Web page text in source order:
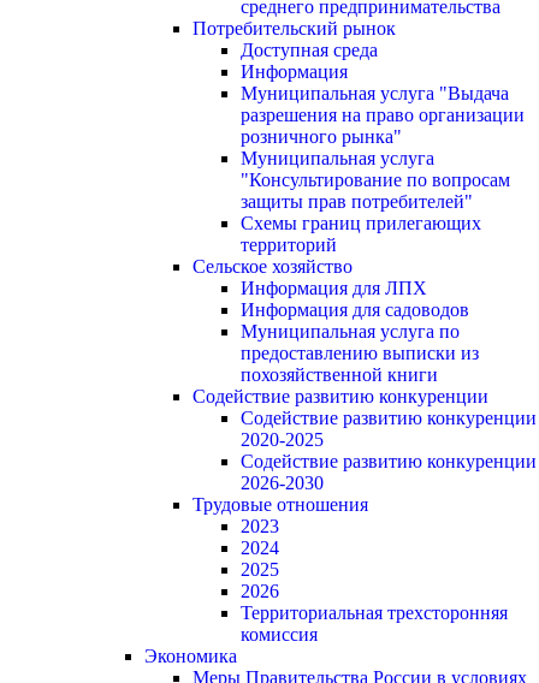
среднего предпринимательства
Потребительский рынок
Доступная среда
Информация
Муниципальная услуга "Выдача
разрешения на право организации
розничного рынка"
Муниципальная услуга
"Консультирование по вопросам
защиты прав потребителей"
Схемы границ прилегающих
территорий
Сельское хозяйство
Информация для ЛПХ
Информация для садоводов
Муниципальная услуга по
предоставлению выписки из
похозяйственной книги
Содействие развитию конкуренции
Содействие развитию конкуренции
2020-2025
Содействие развитию конкуренции
2026-2030
Трудовые отношения
2023
2024
2025
2026
Территориальная трехсторонняя
комиссия
Экономика
Меры Правительства России в условиях